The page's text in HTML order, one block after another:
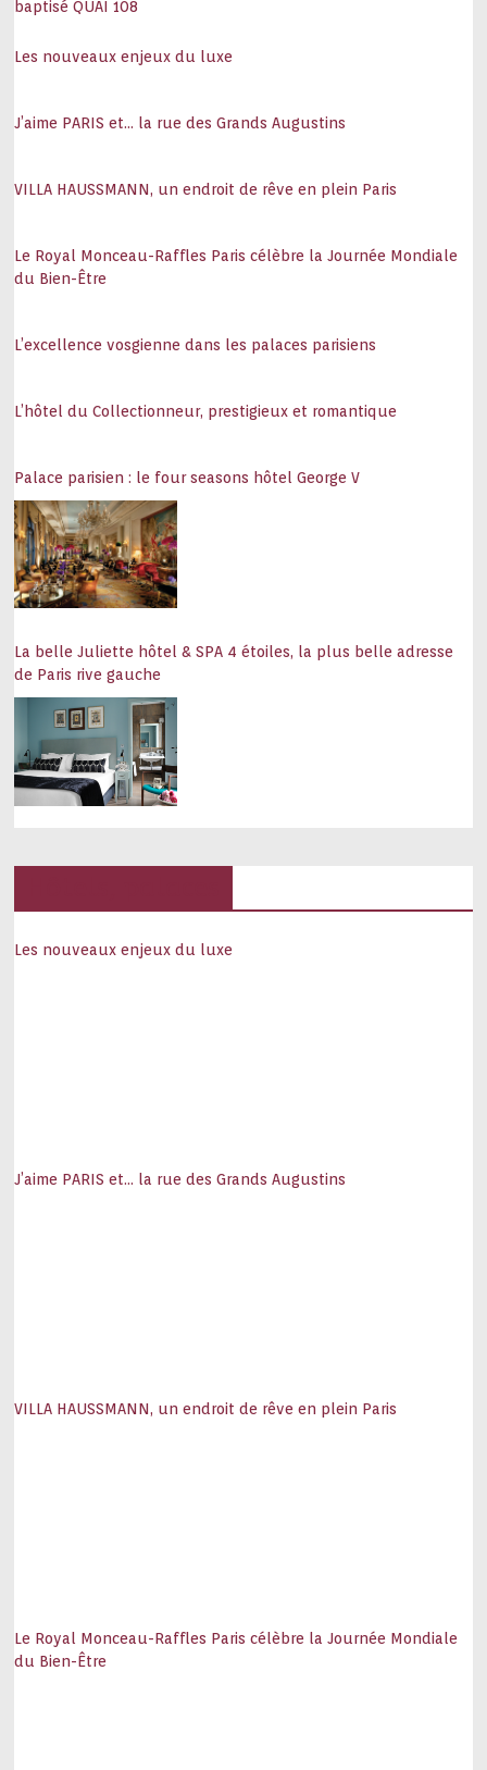
Didier Deschamps : ce que je sais de lui
L’art de recevoir sur la Croisette autour
23 juin 2026
Hambourg, la ville « star » des
architectures iconoclastes
et volupté
baptisé QUAI 108
Les nouveaux enjeux du luxe
J’aime PARIS et… la rue des Grands Augustins
VILLA HAUSSMANN, un endroit de rêve en plein Paris
Le Royal Monceau-Raffles Paris célèbre la Journée Mondiale
du Bien-Être
L’excellence vosgienne dans les palaces parisiens
L’hôtel du Collectionneur, prestigieux et romantique
Palace parisien : le four seasons hôtel George V
La belle Juliette hôtel & SPA 4 étoiles, la plus belle adresse
de Paris rive gauche
Les nouveaux enjeux du luxe
J’aime PARIS et… la rue des Grands Augustins
VILLA HAUSSMANN, un endroit de rêve en plein Paris
Le Royal Monceau-Raffles Paris célèbre la Journée Mondiale
du Bien-Être